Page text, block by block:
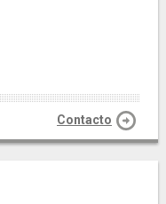
Contacto